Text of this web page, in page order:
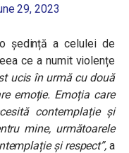
29, 2023
ședință a celulei de
ce a numit violențe
ucis în urmă cu două
emoție. Emoția care
contemplație și
mine, următoarele
și respect”, a